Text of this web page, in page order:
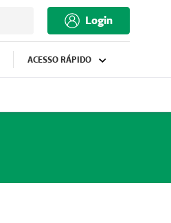
Login
ACESSO RÁPIDO